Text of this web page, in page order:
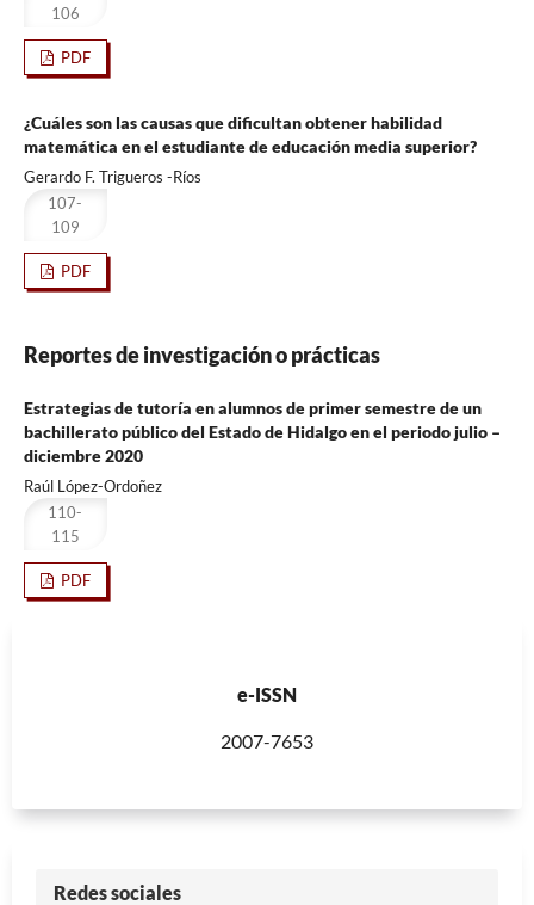
106
PDF
¿Cuáles son las causas que dificultan obtener habilidad
matemática en el estudiante de educación media superior?
Gerardo F. Trigueros -Ríos
107-
109
PDF
Reportes de investigación o prácticas
Estrategias de tutoría en alumnos de primer semestre de un
bachillerato público del Estado de Hidalgo en el periodo julio –
diciembre 2020
Raúl López-Ordoñez
110-
115
PDF
e-ISSN
2007-7653
Redes sociales